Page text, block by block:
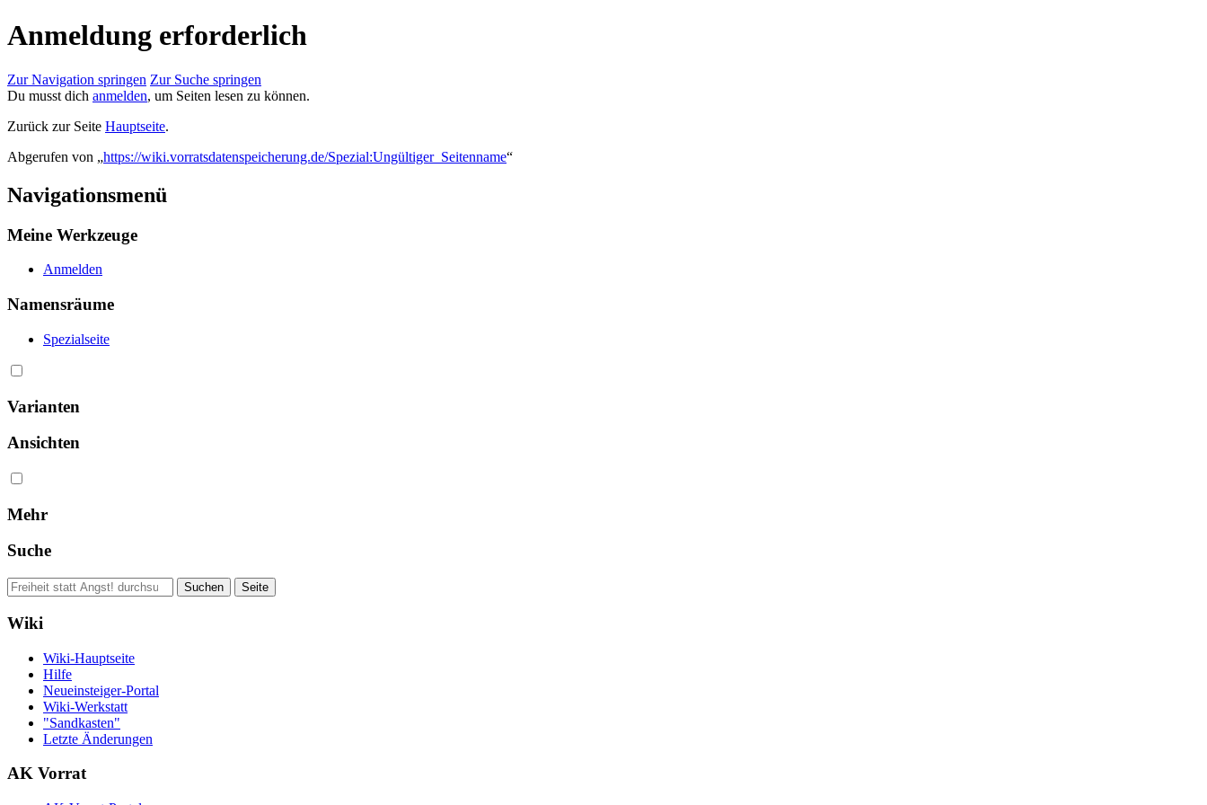
Anmeldung erforderlich
Zur Navigation springen Zur Suche springen
Du musst dich anmelden, um Seiten lesen zu können.
Zurück zur Seite Hauptseite.
Abgerufen von „https://wiki.vorratsdatenspeicherung.de/Spezial:Ungültiger_Seitenname“
Navigationsmenü
Meine Werkzeuge
Anmelden
Namensräume
Spezialseite
Varianten
Ansichten
Mehr
Suche
Wiki
Wiki-Hauptseite
Hilfe
Neueinsteiger-Portal
Wiki-Werkstatt
"Sandkasten"
Letzte Änderungen
AK Vorrat